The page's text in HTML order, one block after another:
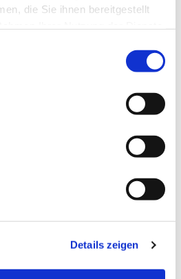
die Sie ihnen bereitgestellt
Details zeigen